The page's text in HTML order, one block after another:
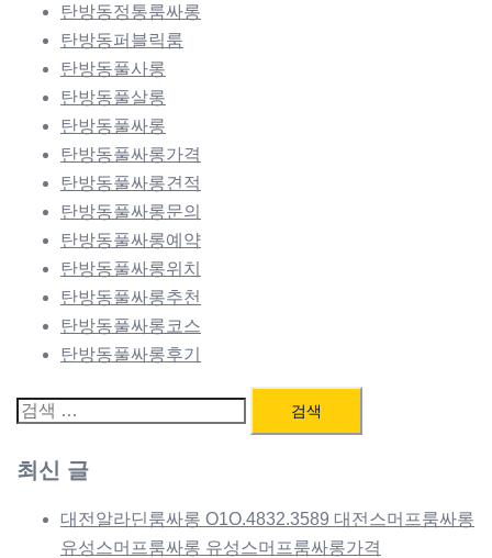
탄방동정통룸싸롱
탄방동퍼블릭룸
탄방동풀사롱
탄방동풀살롱
탄방동풀싸롱
탄방동풀싸롱가격
탄방동풀싸롱견적
탄방동풀싸롱문의
탄방동풀싸롱예약
탄방동풀싸롱위치
탄방동풀싸롱추천
탄방동풀싸롱코스
탄방동풀싸롱후기
검
최신 글
대전알라딘룸싸롱 O1O.4832.3589 대전스머프룸싸롱
유성스머프룸싸롱 유성스머프룸싸롱가격